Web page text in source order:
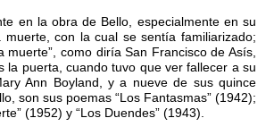
en la obra de Bello, especialmente en su
con la cual se sentía familiarizado;
muerte”, como diría San Francisco de Asís,
la puerta, cuando tuvo que ver fallecer a su
Ann Boyland, y a nueve de sus quince
son sus poemas “Los Fantasmas” (1942);
(1952) y “Los Duendes” (1943).